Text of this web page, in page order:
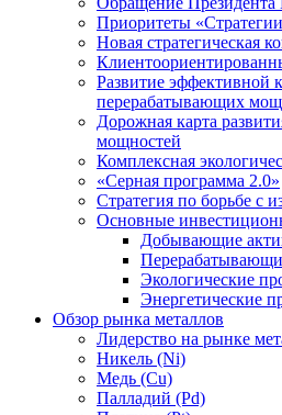
Приоритеты
Новая стратегическая
Развитие эффективной
перерабатывающих
Дорожная карта
мощностей
Комплексная
«Серная программа 2.0»
Стратегия по борьбе с
Основные
Добывающие
Экологические
Энергетические
Обзор рынка металлов
Лидерство на рынке
Никель (Ni)
Медь (Cu)
Палладий (Pd)